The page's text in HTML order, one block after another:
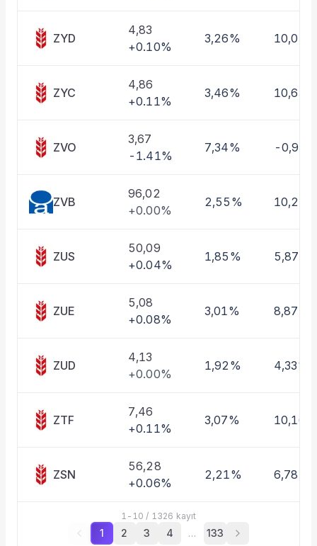
Fiyat Endeks Değişimi
ZYD
4,83
+0.10%
3,26% 10,01%
ZYC
4,86
+0.11%
3,46% 10,63%
ZVO
3,67
-1.41%
7,34% -0,97%
ZVB
96,02
+0.00%
2,55%
ZUS
50,09
+0.04%
1,85% 5,87%
ZUE
5,08
+0.08%
3,01% 8,87%
ZUD
4,13
+0.00%
1,92% 4,33%
ZTF
7,46
+0.11%
3,07% 10,16%
ZSN
56,28
+0.06%
2,21% 6,78%
1 - 10 / 1326 kayıt
1 2 3 4 … 133